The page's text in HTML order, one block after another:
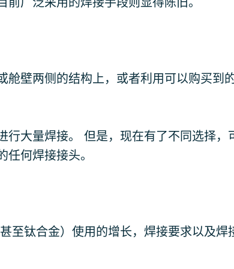
壁两侧的结构上，或者利用可以购买到
大量焊接。 但是，现在有了不同选择，
何焊接接头。
至钛合金）使用的增长，焊接要求以及焊